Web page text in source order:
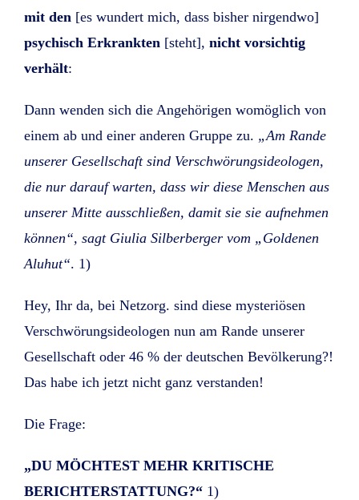
mit den [es wundert mich, dass bisher nirgendwo]
psychisch Erkrankten [steht], nicht vorsichtig
verhält:
Dann wenden sich die Angehörigen womöglich von
einem ab und einer anderen Gruppe zu. „Am Rande
unserer Gesellschaft sind Verschwörungsideologen,
die nur darauf warten, dass wir diese Menschen aus
unserer Mitte ausschließen, damit sie sie aufnehmen
können“, sagt Giulia Silberberger vom „Goldenen
Aluhut“. 1)
Hey, Ihr da, bei Netzorg. sind diese mysteriösen
Verschwörungsideologen nun am Rande unserer
Gesellschaft oder 46 % der deutschen Bevölkerung?!
Das habe ich jetzt nicht ganz verstanden!
Die Frage:
„DU MÖCHTEST MEHR KRITISCHE
BERICHTERSTATTUNG?“ 1)